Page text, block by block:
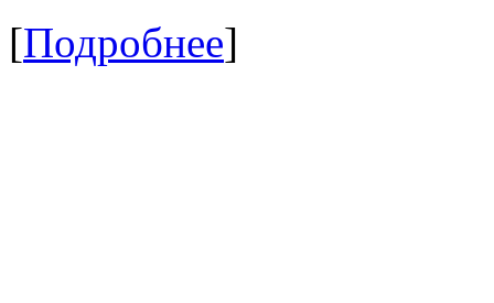
[Подробнее]